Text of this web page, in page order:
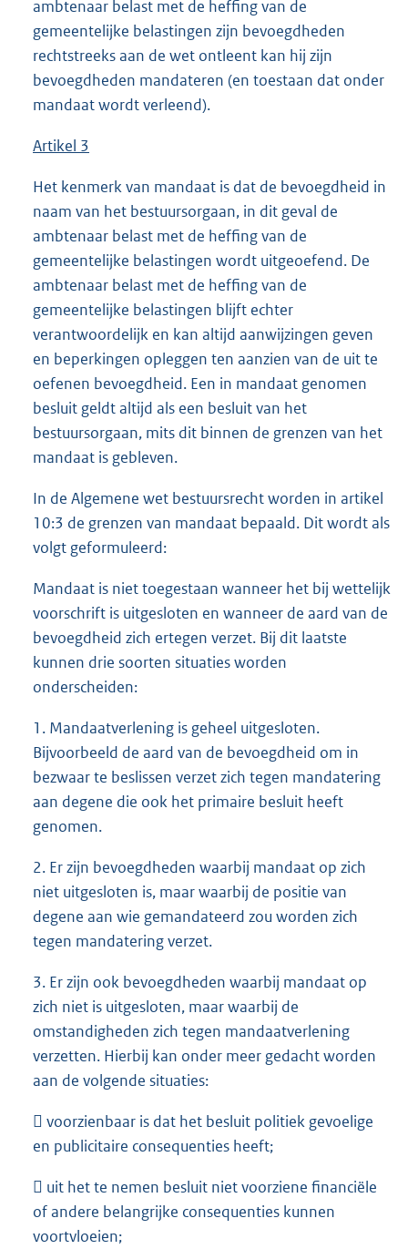
ambtenaar belast met de heffing van de
gemeentelijke belastingen zijn bevoegdheden
rechtstreeks aan de wet ontleent kan hij zijn
bevoegdheden mandateren (en toestaan dat onder
mandaat wordt verleend).
Artikel 3
Het kenmerk van mandaat is dat de bevoegdheid in
naam van het bestuursorgaan, in dit geval de
ambtenaar belast met de heffing van de
gemeentelijke belastingen wordt uitgeoefend. De
ambtenaar belast met de heffing van de
gemeentelijke belastingen blijft echter
verantwoordelijk en kan altijd aanwijzingen geven
en beperkingen opleggen ten aanzien van de uit te
oefenen bevoegdheid. Een in mandaat genomen
besluit geldt altijd als een besluit van het
bestuursorgaan, mits dit binnen de grenzen van het
mandaat is gebleven.
In de Algemene wet bestuursrecht worden in artikel
10:3 de grenzen van mandaat bepaald. Dit wordt als
volgt geformuleerd:
Mandaat is niet toegestaan wanneer het bij wettelijk
voorschrift is uitgesloten en wanneer de aard van de
bevoegdheid zich ertegen verzet. Bij dit laatste
kunnen drie soorten situaties worden
onderscheiden:
1. Mandaatverlening is geheel uitgesloten.
Bijvoorbeeld de aard van de bevoegdheid om in
bezwaar te beslissen verzet zich tegen mandatering
aan degene die ook het primaire besluit heeft
genomen.
2. Er zijn bevoegdheden waarbij mandaat op zich
niet uitgesloten is, maar waarbij de positie van
degene aan wie gemandateerd zou worden zich
tegen mandatering verzet.
3. Er zijn ook bevoegdheden waarbij mandaat op
zich niet is uitgesloten, maar waarbij de
omstandigheden zich tegen mandaatverlening
verzetten. Hierbij kan onder meer gedacht worden
aan de volgende situaties:
 voorzienbaar is dat het besluit politiek gevoelige
en publicitaire consequenties heeft;
 uit het te nemen besluit niet voorziene financiële
of andere belangrijke consequenties kunnen
voortvloeien;